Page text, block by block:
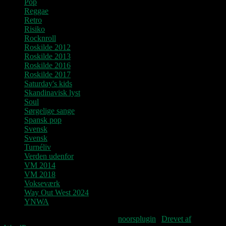
Pop
Reggae
Retro
Risiko
Rocknroll
Roskilde 2012
Roskilde 2013
Roskilde 2016
Roskilde 2017
Saturday's kids
Skandinavisk lyst
Soul
Sørgelige sange
Spansk pop
Svensk
Svensk
Turnéliv
Verden udenfor
VM 2014
VM 2018
Vokseværk
Way Out West 2024
YNWA
noorsplugin
Drevet af